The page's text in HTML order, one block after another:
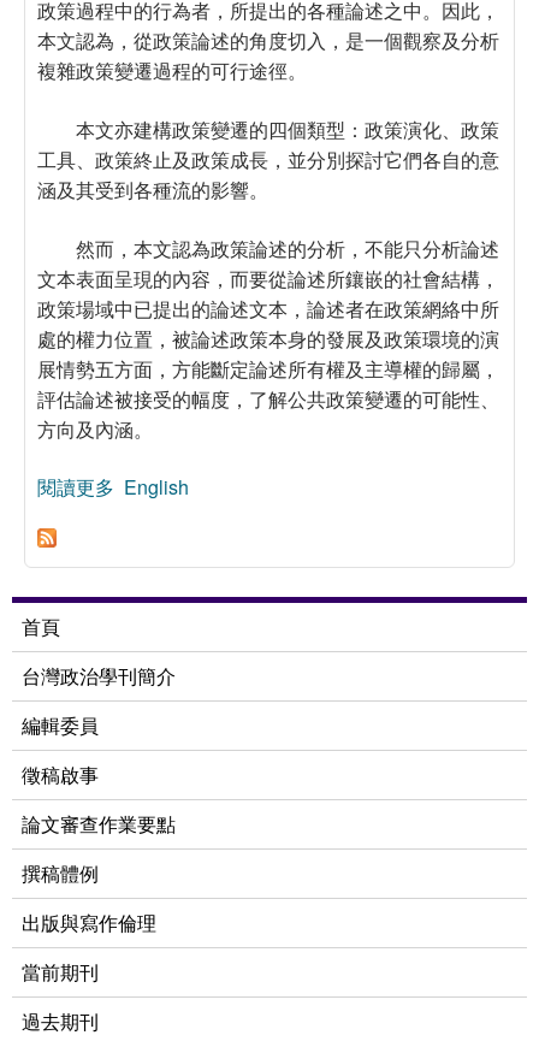
政策過程中的行為者，所提出的各種論述之中。因此，
本文認為，從政策論述的角度切入，是一個觀察及分析
複雜政策變遷過程的可行途徑。
本文亦建構政策變遷的四個類型：政策演化、政策
工具、政策終止及政策成長，並分別探討它們各自的意
涵及其受到各種流的影響。
然而，本文認為政策論述的分析，不能只分析論述
文本表面呈現的內容，而要從論述所鑲嵌的社會結構，
政策場域中已提出的論述文本，論述者在政策網絡中所
處的權力位置，被論述政策本身的發展及政策環境的演
展情勢五方面，方能斷定論述所有權及主導權的歸屬，
評估論述被接受的幅度，了解公共政策變遷的可能性、
方向及內涵。
閱讀更多 關於政策論述與政策變遷的關聯性─批判取向的分
English
首頁
台灣政治學刊簡介
編輯委員
徵稿啟事
論文審查作業要點
撰稿體例
出版與寫作倫理
當前期刊
過去期刊